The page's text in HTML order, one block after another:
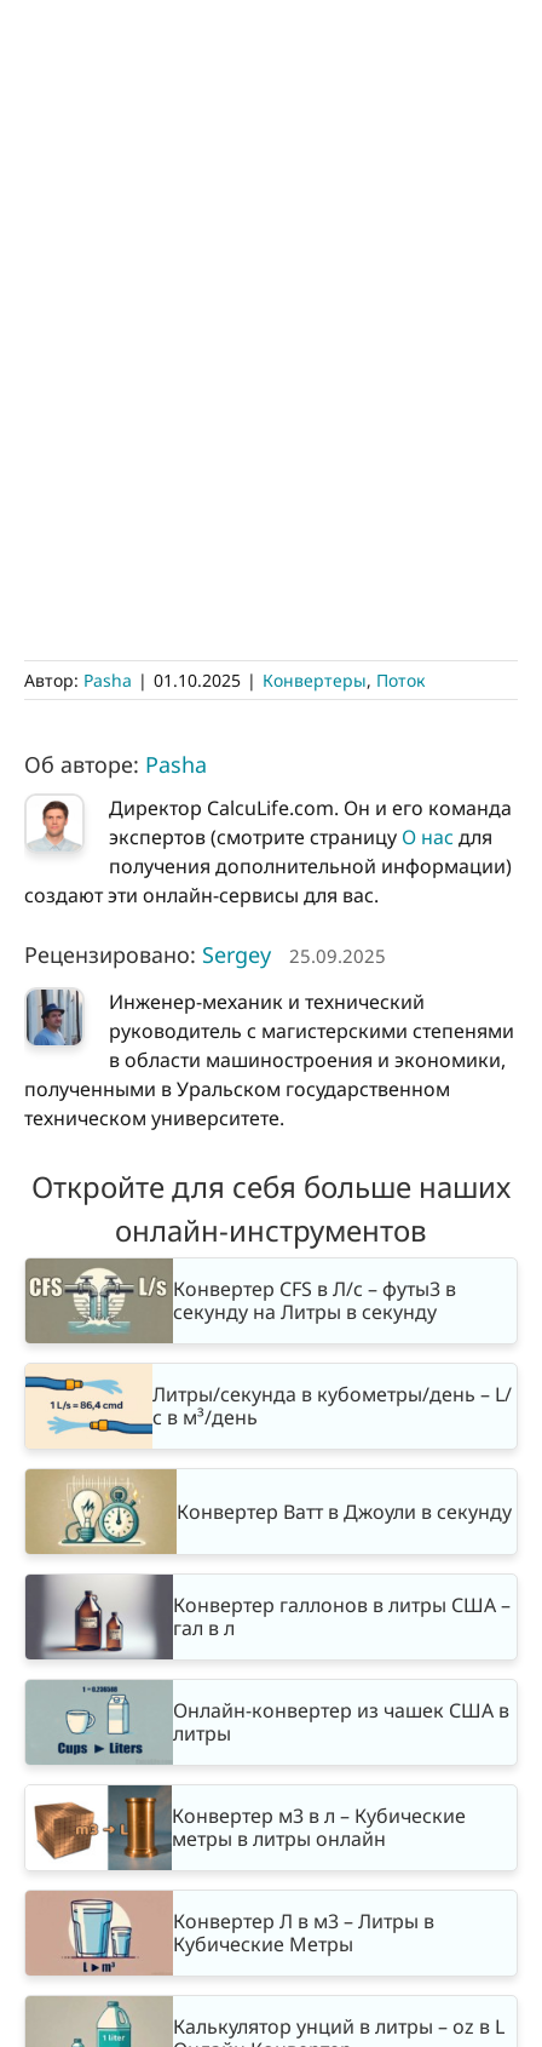
Автор: Pasha | 01.10.2025 | Конвертеры, Поток
Об авторе: Pasha
Директор CalcuLife.com. Он и его команда
экспертов (смотрите страницу О нас для
получения дополнительной информации)
создают эти онлайн-сервисы для вас.
Рецензировано: Sergey 25.09.2025
Инженер-механик и технический
руководитель с магистерскими степенями
в области машиностроения и экономики,
полученными в Уральском государственном
техническом университете.
Откройте для себя больше наших
онлайн-инструментов
Конвертер CFS в Л/с – футы3 в
секунду на Литры в секунду
Литры/секунда в кубометры/день – L/
с в м³/день
Конвертер Ватт в Джоули в секунду
Конвертер галлонов в литры США –
гал в л
Онлайн-конвертер из чашек США в
литры
Конвертер м3 в л – Кубические
метры в литры онлайн
Конвертер Л в м3 – Литры в
Кубические Метры
Калькулятор унций в литры – oz в L